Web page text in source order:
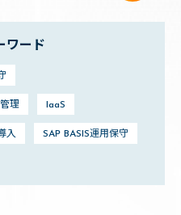
ワード
理 IaaS
入 SAP BASIS運用保守